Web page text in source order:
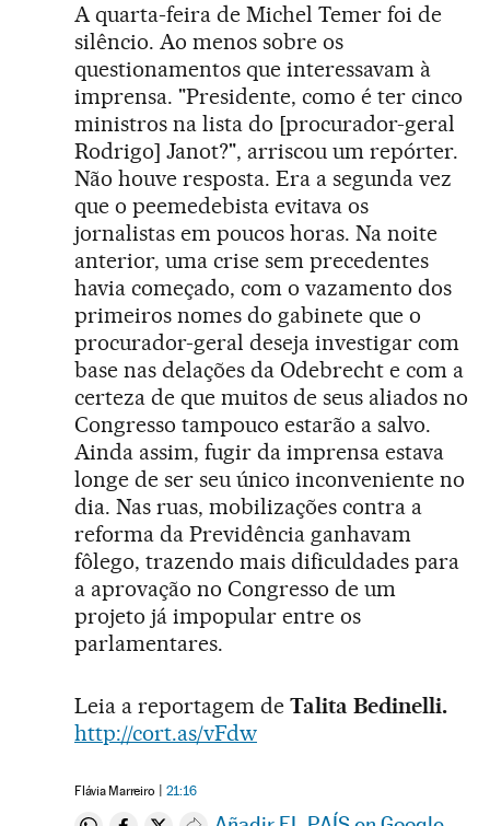
A quarta-feira de Michel Temer foi de
silêncio. Ao menos sobre os
questionamentos que interessavam à
imprensa. "Presidente, como é ter cinco
ministros na lista do [procurador-geral
Rodrigo] Janot?", arriscou um repórter.
Não houve resposta. Era a segunda vez
que o peemedebista evitava os
jornalistas em poucos horas. Na noite
anterior, uma crise sem precedentes
havia começado, com o vazamento dos
primeiros nomes do gabinete que o
procurador-geral deseja investigar com
base nas delações da Odebrecht e com a
certeza de que muitos de seus aliados no
Congresso tampouco estarão a salvo.
Ainda assim, fugir da imprensa estava
longe de ser seu único inconveniente no
dia. Nas ruas, mobilizações contra a
reforma da Previdência ganhavam
fôlego, trazendo mais dificuldades para
a aprovação no Congresso de um
projeto já impopular entre os
parlamentares.
Leia a reportagem de Talita Bedinelli.
http://cort.as/vFdw
Flávia Marreiro 21:16